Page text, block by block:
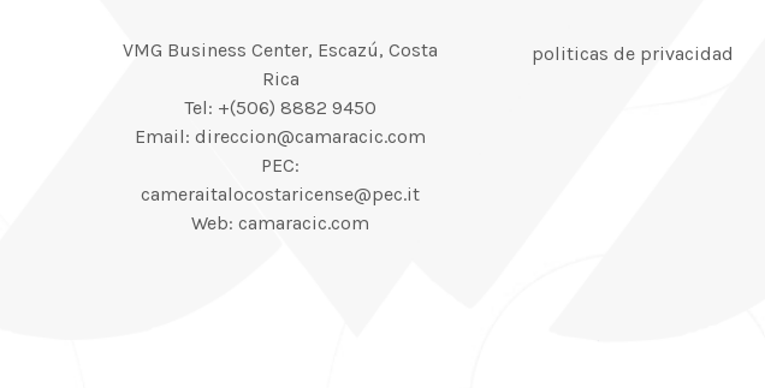
VMG Business Center, Escazú, Costa
Rica
Tel: +(506) 8882 9450
Email: direccion@camaracic.com
PEC:
cameraitalocostaricense@pec.it
Web: camaracic.com
politicas de privacidad